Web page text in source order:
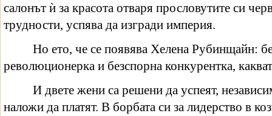
салонът ѝ за красота отваря прословутите си
трудности, успява да изгради империя.
Но ето, че се появява Хелена Рубинщайн:
революционерка и безспорна конкурентка,
И двете жени са решени да успеят,
наложи да платят. В борбата си за лидерство в